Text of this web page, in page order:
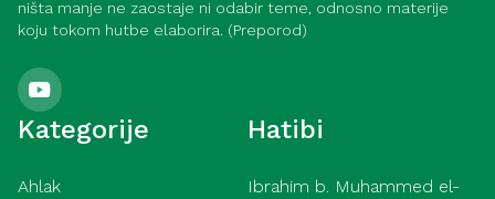
ništa manje ne zaostaje ni odabir teme, odnosno materije
koju tokom hutbe elaborira. (Preporod)
Kategorije
Ahlak
Hatibi
Ibrahim b. Muhammed el-